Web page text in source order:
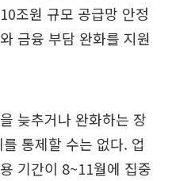
조원 규모 공급망 안정
금융 부담 완화를 지원
늦추거나 완화하는 장
통제할 수는 없다. 업
기간이 8~11월에 집중